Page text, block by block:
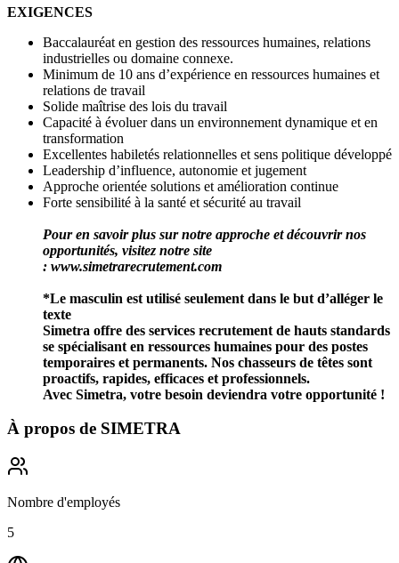
EXIGENCES
Baccalauréat en gestion des ressources humaines, relations
industrielles ou domaine connexe.
Minimum de 10 ans d’expérience en ressources humaines et
relations de travail
Solide maîtrise des lois du travail
Capacité à évoluer dans un environnement dynamique et en
transformation
Excellentes habiletés relationnelles et sens politique développé
Leadership d’influence, autonomie et jugement
Approche orientée solutions et amélioration continue
Forte sensibilité à la santé et sécurité au travail
Pour en savoir plus sur notre approche et découvrir nos
opportunités, visitez notre site
: www.simetrarecrutement.com
*Le masculin est utilisé seulement dans le but d’alléger le
texte
Simetra offre des services recrutement de hauts standards
se spécialisant en ressources humaines pour des postes
temporaires et permanents. Nos chasseurs de têtes sont
proactifs, rapides, efficaces et professionnels.
Avec Simetra, votre besoin deviendra votre opportunité !
À propos de SIMETRA
Nombre d'employés
5